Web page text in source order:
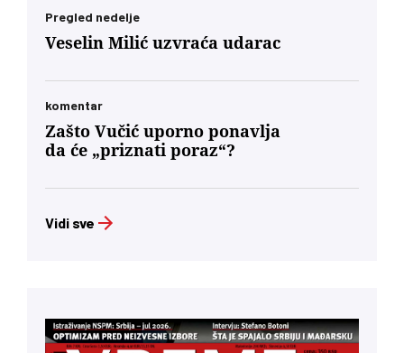
Pregled nedelje
Veselin Milić uzvraća udarac
komentar
Zašto Vučić uporno ponavlja
da će „priznati poraz“?
Vidi sve